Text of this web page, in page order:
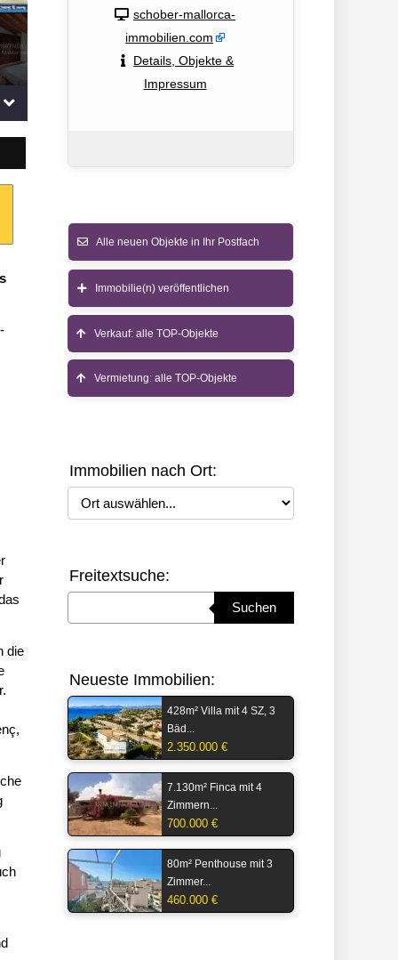
die
schober-mallorca-
immobilien.com
Details, Objekte &
Impressum
Alle neuen Objekte in Ihr Postfach
Immobilie(n) veröffentlichen
Verkauf: alle TOP-Objekte
Vermietung: alle TOP-Objekte
Immobilien nach Ort:
Ort auswählen
Freitextsuche:
Suchen
Neueste Immobilien:
428m² Villa mit 4 SZ, 3
Bäd...
2.350.000 €
7.130m² Finca mit 4
Zimmern...
700.000 €
80m² Penthouse mit 3
Zimmer...
460.000 €